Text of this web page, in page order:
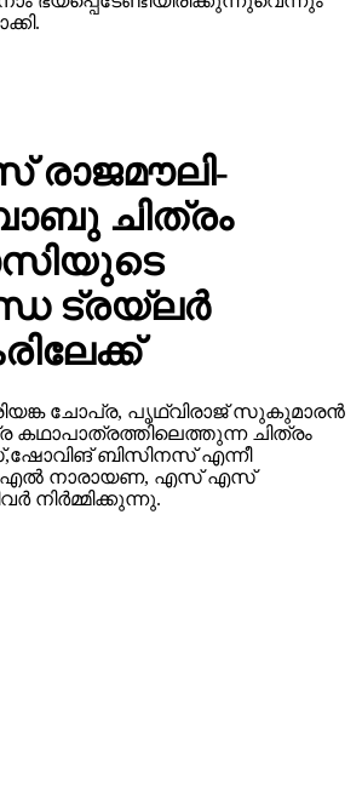
ചിത്രം
ട്രയ്ലർ
ചോപ്ര, പൃഥ്വിരാജ് സുകുമാരൻ
കഥാപാത്രത്തിലെത്തുന്ന ചിത്രം
ബിസിനസ് എന്നീ
എൽ നാരായണ, എസ് എസ്